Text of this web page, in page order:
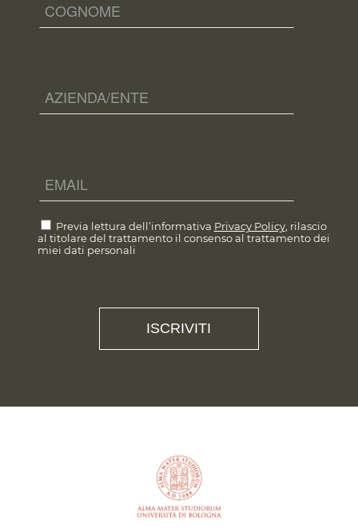
Previa lettura dell’informativa Privacy Policy, rilascio
al titolare del trattamento il consenso al trattamento dei
miei dati personali